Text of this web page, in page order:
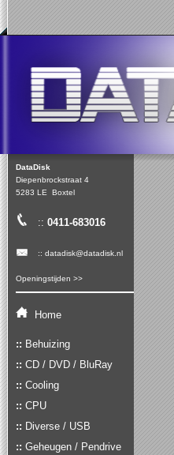
DataDisk
Diepenbrockstraat 4
5283 LE Boxtel
:: 0411-683016
:: datadisk@datadisk.nl
Openingstijden >>
Home
:: Behuizing
:: CD / DVD / BluRay
:: Cooling
:: CPU
:: Diverse / USB
:: Geheugen / Pendrive